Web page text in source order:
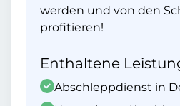
werden und von den
profitieren!
Enthaltene
Abschleppdienst in